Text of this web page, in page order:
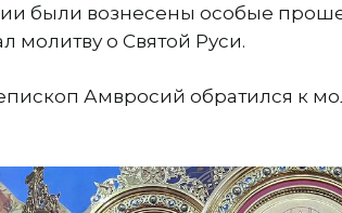
были вознесены особые
молитву о Святой Руси.
Амвросий обратился к